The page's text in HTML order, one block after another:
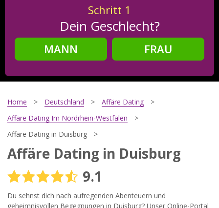
Schritt 1
Dein Geschlecht?
MANN
FRAU
Schritt2
Schritt
Deine E-Mail?
Mit meiner Anmeldung erkläre ich mich mit den
Home Deutschland
Affäre Dating
Affäre Dating Im Nordrhein-Westfalen
Affäre Dating in Duisburg
Affäre Dating in Duisburg
9.1
Du sehnst dich nach aufregenden Abenteuern und
geheimnisvollen Begegnungen in Duisburg? Unser Online-Portal